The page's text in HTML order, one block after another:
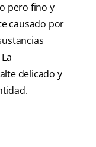
pero fino y
causado por
delicado y